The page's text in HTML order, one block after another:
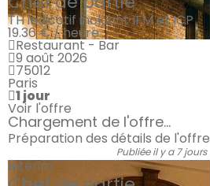
TH indicatif incluant IFM et ICP
19.36 € / heure
Restaurant - Bar
9 août 2026
75012
Paris
1 jour
Voir l'offre
Chargement de l'offre...
Préparation des détails de l'offre
Publiée il y a 7 jours
Intérim